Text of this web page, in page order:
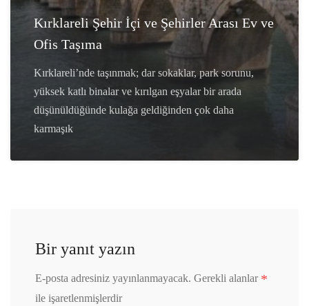
Kırklareli Şehir İçi ve Şehirler Arası Ev ve
Ofis Taşıma
Kırklareli’nde taşınmak; dar sokaklar, park sorunu,
yüksek katlı binalar ve kırılgan eşyalar bir arada
düşünüldüğünde kulağa geldiğinden çok daha
karmaşık
Bir yanıt yazın
E-posta adresiniz yayınlanmayacak. Gerekli alanlar *
ile işaretlenmişlerdir